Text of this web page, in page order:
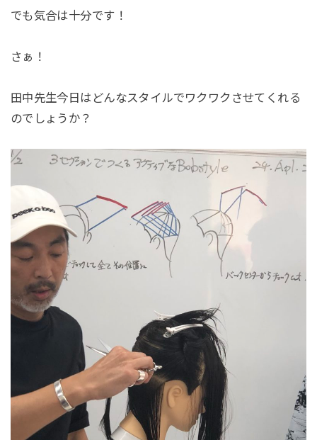
でも気合は十分です！
さぁ！
田中先生今日はどんなスタイルでワクワクさせてくれる
のでしょうか？